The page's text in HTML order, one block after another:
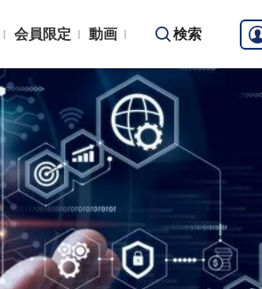
会員限定 動画 検索